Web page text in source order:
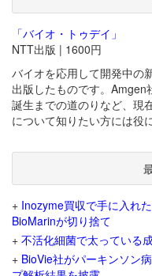
「バイオ・トゥデイ」
NTT出版 | 1600円
バイオを応用して開発中の
出版したものです。Amgen
誕生までの道のりなど、現
について知りたい方には役
+ Inozyme買収で手に入れ
BioMarinが切り捨て
+ 不活化細菌で太っている
+ BioVie社がパーキンソン